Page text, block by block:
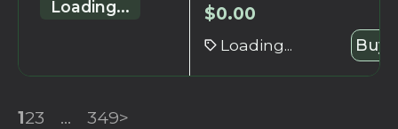
Loading... $0.00
Loading... Buy
123 ... 349>